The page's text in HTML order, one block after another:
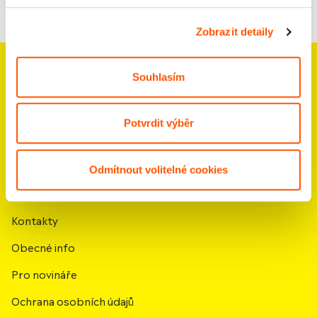
Zobrazit detaily
Souhlasím
Potvrdit výběr
Odmítnout volitelné cookies
Domů
Kariéra
Kontakty
Obecné info
Pro novináře
Ochrana osobních údajů